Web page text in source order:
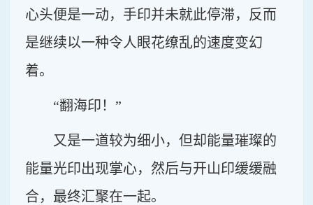
心头便是一动，手印并未就此停滞，反而
是继续以一种令人眼花缭乱的速度变幻
着。
“翻海印！”
又是一道较为细小，但却能量璀璨的
能量光印出现掌心，然后与开山印缓缓融
合，最终汇聚在一起。